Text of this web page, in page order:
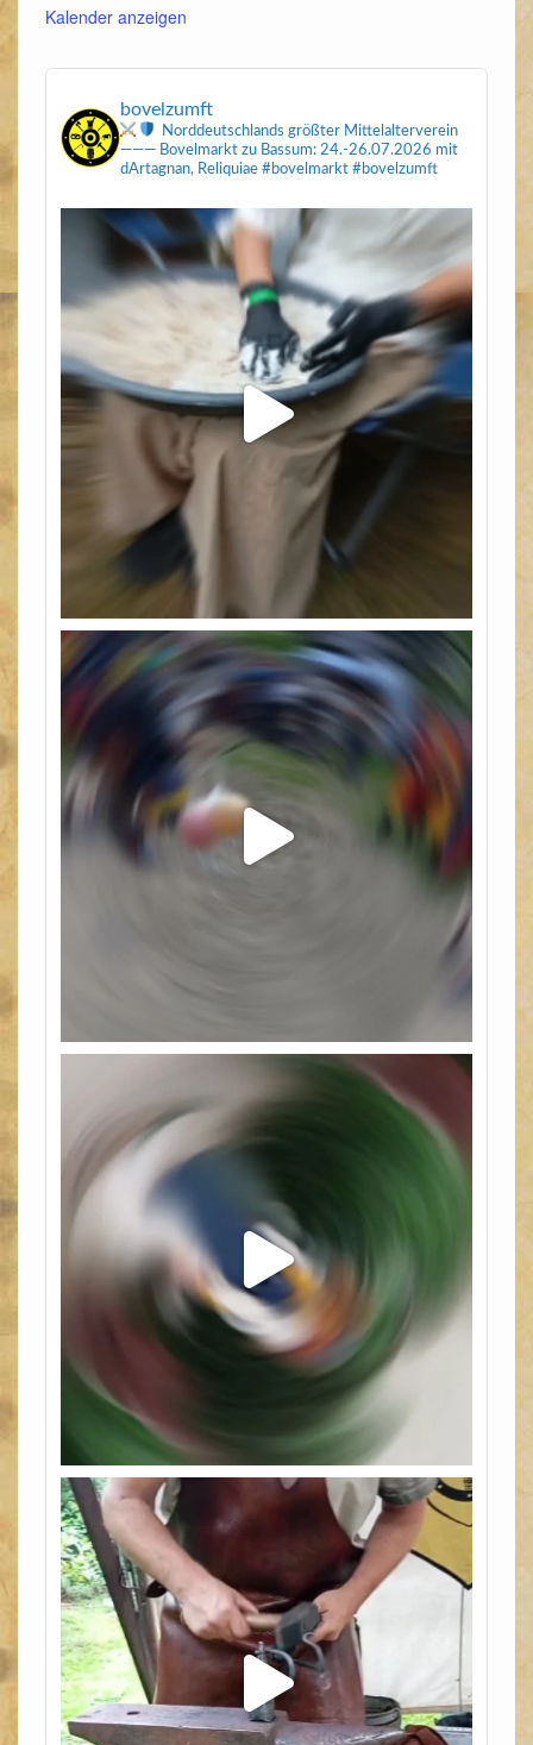
Kalender anzeigen
bovelzumft
Norddeutschlands größter Mittelalterverein
——— Bovelmarkt zu Bassum: 24.-26.07.2026 mit
dArtagnan, Reliquiae#bovelmarkt #bovelzumft